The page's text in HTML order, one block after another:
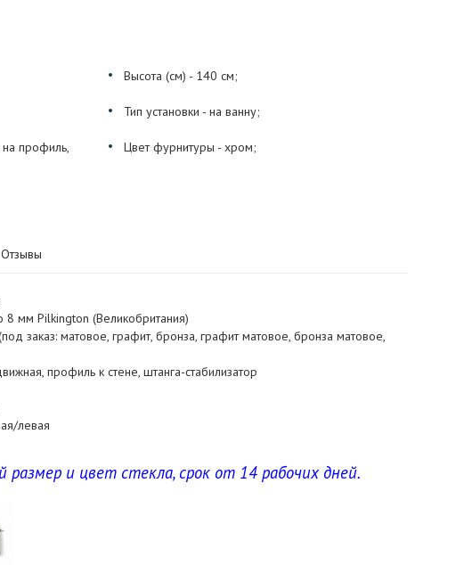
Высота (см) - 140 см;
Тип установки - на ванну;
профиль,
Цвет фурнитуры - хром;
Отзывы
8 мм Pilkington (Великобритания)
заказ: матовое, графит, бронза, графит матовое, бронза матовое,
профиль к стене, штанга-стабилизатор
левая
размер и цвет стекла, срок от 14 рабочих дней.